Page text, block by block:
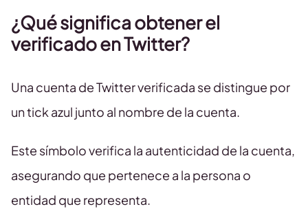
¿Qué significa obtener el
verificado en Twitter?
Una cuenta de Twitter verificada se distingue por
un tick azul junto al nombre de la cuenta.
Este símbolo verifica la autenticidad de la cuenta,
asegurando que pertenece a la persona o
entidad que representa.